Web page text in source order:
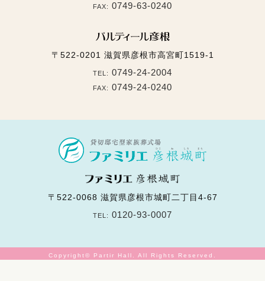
FAX: 0749-63-0240
〒522-0201 滋賀県彦根市高宮町1519-1
TEL: 0749-24-2004
FAX: 0749-24-0240
〒522-0068 滋賀県彦根市城町二丁目4-67
TEL: 0120-93-0007
Copyright© Partir Hall. All Rights Reserved.